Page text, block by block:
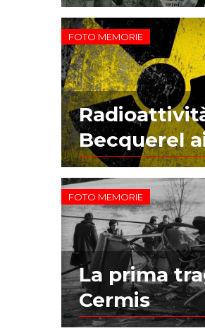
FOTO MEMORIE
Becquerel
FOTO MEMORIE
La prima
Cermis